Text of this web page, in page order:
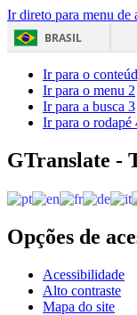
Ir direto para menu de
BRASIL
Ir para o
Ir para o menu 2
Ir para a busca 3
Ir para o rodapé
GTranslate -
Opções de
Acessibilidade
Alto contraste
Mapa do site